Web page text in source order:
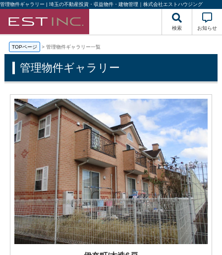
管理物件ギャラリー | 埼玉の不動産投資・収益物件・建物管理｜株式会社エストハウジング
検索 お知らせ
TOPページ 管理物件ギャラリー一覧
管理物件ギャラリー